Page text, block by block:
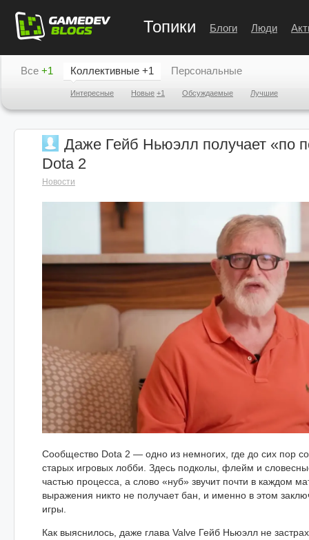
Топики Блоги Люди
Все +1 Коллективные +1
Интересные Новые +1 Обсуждаемые Лучшие
Персональные
Даже Гейб Ньюэлл получает «по
Dota 2
Новости
Сообщество Dota 2 — одно из немногих, где до сих пор
старых игровых лобби. Здесь подколы, флейм и
частью процесса, а слово «нуб» звучит почти в каждом
выражения никто не получает бан, и именно в этом
игры.
Как выяснилось, даже глава Valve Гейб Ньюэлл не